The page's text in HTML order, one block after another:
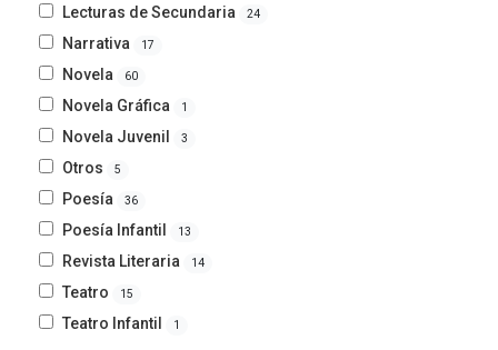
Lecturas de Secundaria 24
Narrativa 17
Novela 60
Novela Gráfica 1
Novela Juvenil 3
Otros 5
Poesía 36
Poesía Infantil 13
Revista Literaria 14
Teatro 15
Teatro Infantil 1